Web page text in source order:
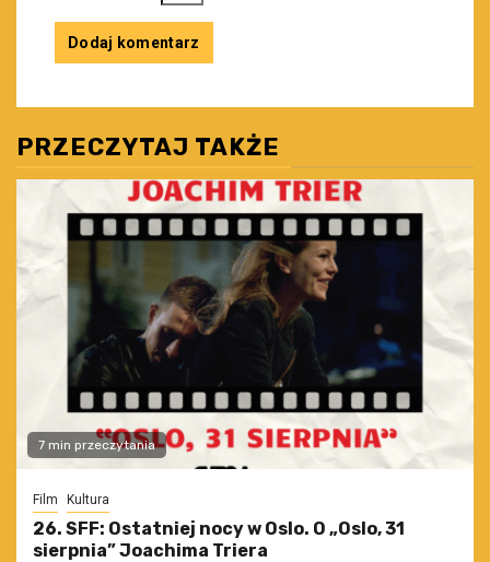
PRZECZYTAJ TAKŻE
7 min przeczytania
Film Kultura
26. SFF: Ostatniej nocy w Oslo. O „Oslo, 31
sierpnia” Joachima Triera